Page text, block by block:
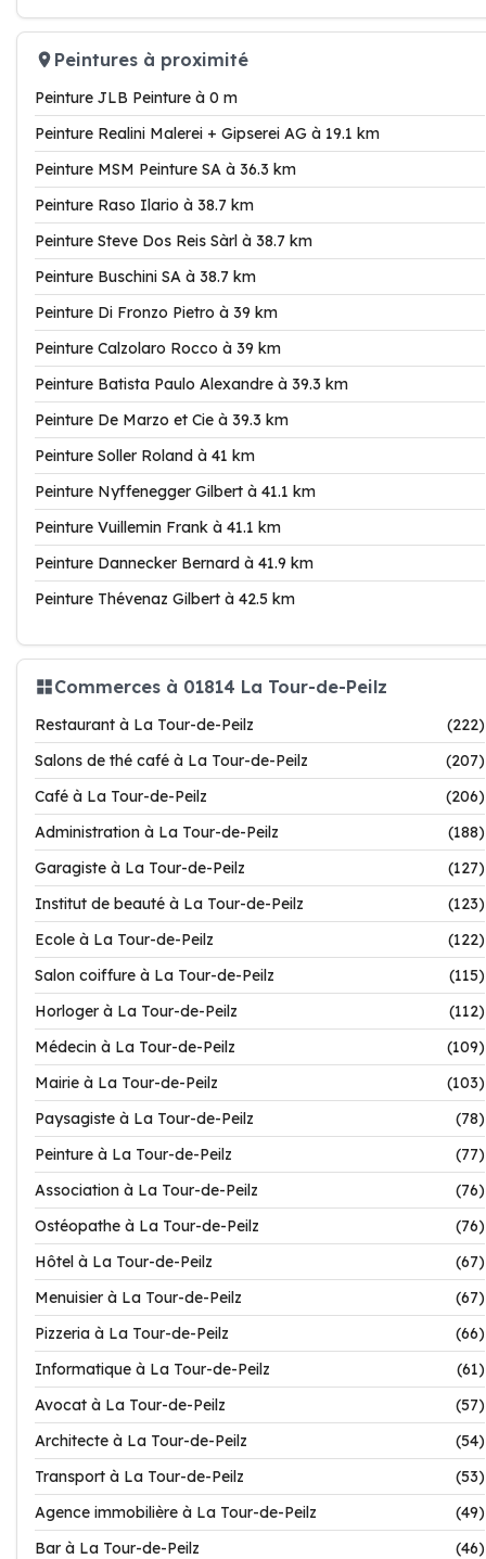
Peintures à proximité
Peinture JLB Peinture à 0 m
Peinture Realini Malerei + Gipserei AG à 19.1 km
Peinture MSM Peinture SA à 36.3 km
Peinture Raso Ilario à 38.7 km
Peinture Steve Dos Reis Sàrl à 38.7 km
Peinture Buschini SA à 38.7 km
Peinture Di Fronzo Pietro à 39 km
Peinture Calzolaro Rocco à 39 km
Peinture Batista Paulo Alexandre à 39.3 km
Peinture De Marzo et Cie à 39.3 km
Peinture Soller Roland à 41 km
Peinture Nyffenegger Gilbert à 41.1 km
Peinture Vuillemin Frank à 41.1 km
Peinture Dannecker Bernard à 41.9 km
Peinture Thévenaz Gilbert à 42.5 km
Commerces à 01814 La Tour-de-Peilz
Restaurant à La Tour-de-Peilz
(222)
Salons de thé café à La Tour-de-Peilz
(207)
Café à La Tour-de-Peilz
(206)
Administration à La Tour-de-Peilz
(188)
Garagiste à La Tour-de-Peilz
(127)
Institut de beauté à La Tour-de-Peilz
(123)
Ecole à La Tour-de-Peilz
(122)
Salon coiffure à La Tour-de-Peilz
(115)
Horloger à La Tour-de-Peilz
(112)
Médecin à La Tour-de-Peilz
(109)
Mairie à La Tour-de-Peilz
(103)
Paysagiste à La Tour-de-Peilz
(78)
Peinture à La Tour-de-Peilz
(77)
Association à La Tour-de-Peilz
(76)
Ostéopathe à La Tour-de-Peilz
(76)
Hôtel à La Tour-de-Peilz
(67)
Menuisier à La Tour-de-Peilz
(67)
Pizzeria à La Tour-de-Peilz
(66)
Informatique à La Tour-de-Peilz
(61)
Avocat à La Tour-de-Peilz
(57)
Architecte à La Tour-de-Peilz
(54)
Transport à La Tour-de-Peilz
(53)
Agence immobilière à La Tour-de-Peilz
(49)
Bar à La Tour-de-Peilz
(46)